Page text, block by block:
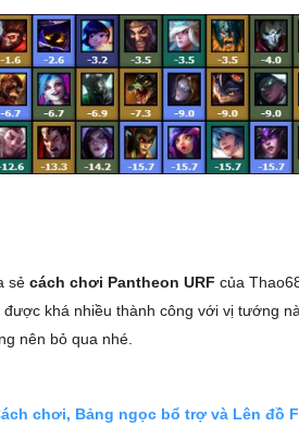
sẻ cách chơi Pantheon URF của
khá nhiều thành công với vị tướng
nên bỏ qua nhé.
chơi, Bảng ngọc bổ trợ và Lên đồ